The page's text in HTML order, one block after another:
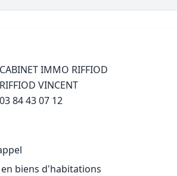
d’un Plan Local d’Urbanisme (PLU)
CABINET IMMO RIFFIOD
RIFFIOD VINCENT
03 84 43 07 12
biens d'habitations